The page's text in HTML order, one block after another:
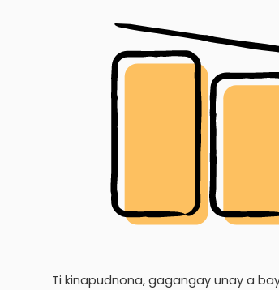
Ti kinapudnona, gagangay unay a